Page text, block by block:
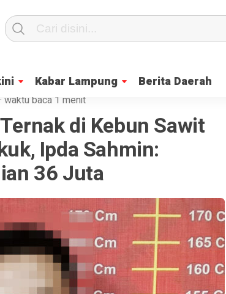
Kabar Lampung Berita Daerah
· waktu baca 1 menit
di Kebun Sawit
Ipda Sahmin:
36 Juta